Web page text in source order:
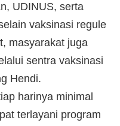
UDINUS, serta
vaksinasi regule
masyarakat juga
sentra vaksinasi
Hendi.
harinya minimal
terlayani program